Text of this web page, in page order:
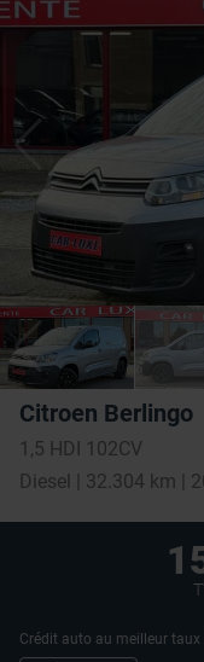
Citroen Berlingo
1,5 HDI 102CV
Diesel | 32.304 km |
Crédit auto au meilleur taux